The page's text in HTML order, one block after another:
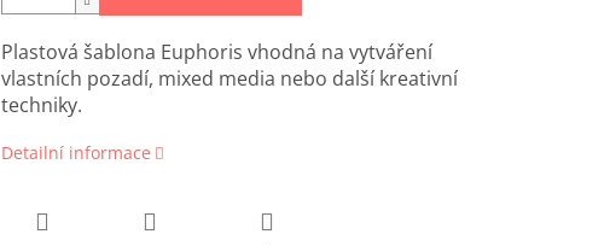
Plastová šablona Euphoris vhodná na vytváření
vlastních pozadí, mixed media nebo další kreativní
techniky.
Detailní informace